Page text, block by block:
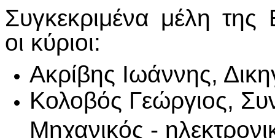
Συγκεκριμένα μέλη της
οι κύριοι:
Ακρίβης Ιωάννης,
Κολοβός Γεώργιος,
Μηχανικός -